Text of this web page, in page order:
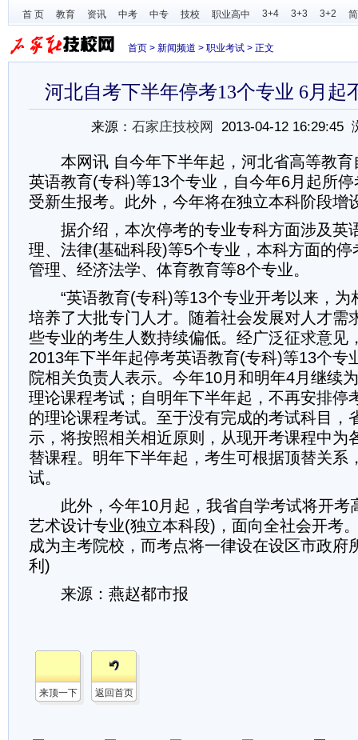
首 页 教育 资讯 中考 中专 技校 职业高中 3+4 3+3 3+2
首页 > 新闻频道 > 职业考试 > 正文
河北自考下半年停考13个专业 6月起
来源： 石家庄技校网 2013-04-12 16:29:45
本网讯 自今年下半年起，河北省高等教育
英语教育(专科)等13个专业，自今年6月起所
受新生报考。此外，今年将在独立本科阶段增
据介绍，本次停考的专业专科方面涉及英
理、法律(基础科段)等5个专业，本科方面的停
管理、经济法学、体育教育等8个专业。
“英语教育(专科)等13个专业开考以来，为
培养了大批专门人才。随着社会发展对人才需
些专业的考生人数持续偏低。经广泛征求意见
2013年下半年起停考英语教育(专科)等13个专
院相关负责人表示。今年10月和明年4月继续
理论课程考试；自明年下半年起，不再安排停
的理论课程考试。至于没有完成的考试科目，
示，将按照相关相近原则，从现开考课程中为
替课程。明年下半年起，考生可根据顶替关系
试。
此外，今年10月起，我省自学考试将开考
艺术设计专业(独立本科段)，面向全社会开考
成为主考院校，而考点将一律设在设区市政府
利)
来源：燕赵都市报
来顶一下 返回首页